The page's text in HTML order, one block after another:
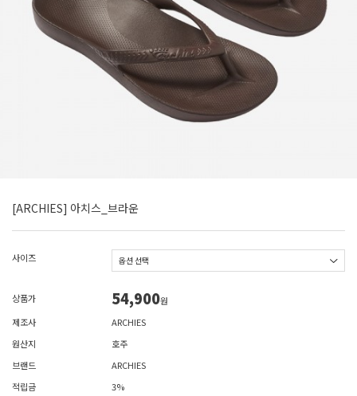
[ARCHIES] 아치스_브라운
사이즈
상품가 54,900원
제조사
ARCHIES
원산지
호주
브랜드
ARCHIES
적립금
3%